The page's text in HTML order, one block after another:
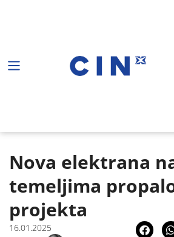
Nova elektrana
temeljima
projekta
16.01.2025